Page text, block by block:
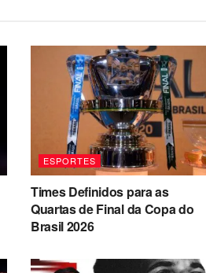
ESPORTES
Times Definidos para as
Quartas de Final da Copa do
Brasil 2026